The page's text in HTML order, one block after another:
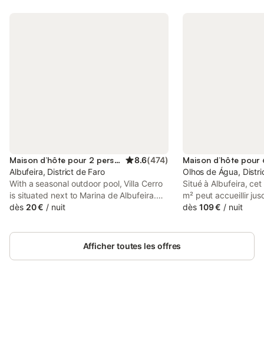
Maison d’hôte pour 2 personnes 8.6(474)
Albufeira, District de Faro
With a seasonal outdoor pool, Villa Cerro
is situated next to Marina de Albufeira.
The colourfully decorated rooms are air
with national channels. Each has a private
bathroom with a bathtub or shower.
dès 20 € / nuit
Olhos de Água,
Situé à Albufeira,
m² peut accueillir
constitue un point
dispose d'une
dès 109 € / nuit
Afficher toutes les offres